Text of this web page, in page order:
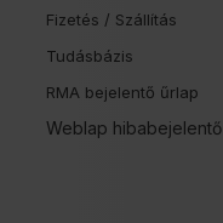
Fizetés / Szállítás
Tudásbázis
RMA bejelentő űrlap
Weblap hibabejelentő